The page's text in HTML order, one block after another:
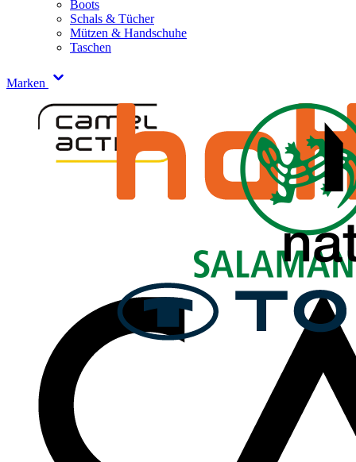
Boots
Schals & Tücher
Mützen & Handschuhe
Taschen
Marken